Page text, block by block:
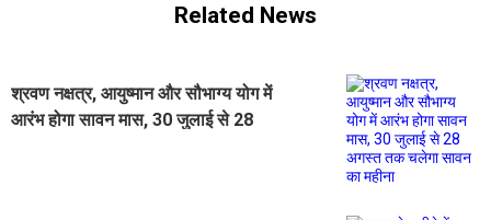
Related News
श्रवण नक्षत्र, आयुष्मान और सौभाग्य योग में
आरंभ होगा सावन मास, 30 जुलाई से 28